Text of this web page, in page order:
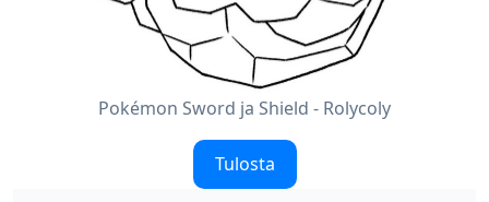
Pokémon Sword ja Shield - Rolycoly
Tulosta